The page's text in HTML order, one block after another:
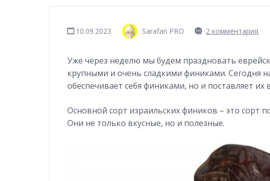
10.09.2023 Sarafan PRO 2 комментария
Уже через неделю мы будем праздновать
крупными и очень сладкими финиками. Сегодня
обеспечивает себя финиками, но и поставляет
Основной сорт израильских фиников – это сорт
Они не только вкусные, но и полезные.